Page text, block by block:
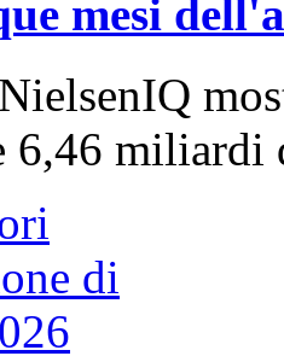
mesi
6,46